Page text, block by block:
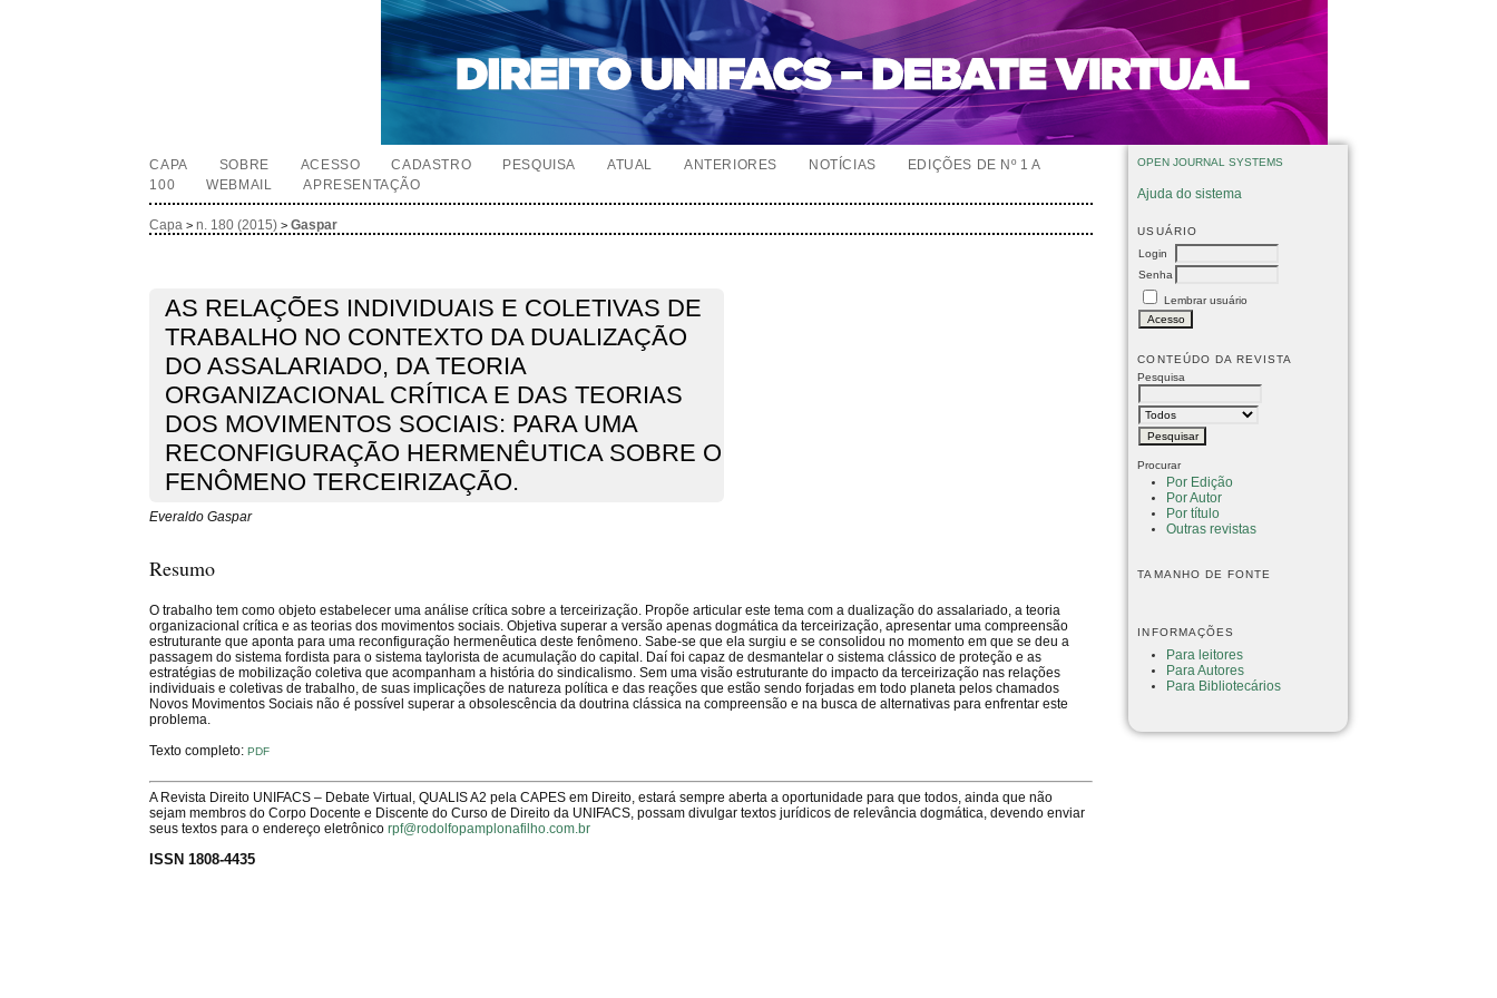
OPEN JOURNAL SYSTEMS
Ajuda do sistema
USUÁRIO
Login
Senha
Lembrar usuário
CONTEÚDO DA REVISTA
Pesquisa
Procurar
Por Edição
Por Autor
Por título
Outras revistas
TAMANHO DE FONTE
INFORMAÇÕES
Para leitores
Para Autores
Para Bibliotecários
CAPA SOBRE ACESSO CADASTRO PESQUISA ATUAL ANTERIORES NOTÍCIAS
EDIÇÕES DE Nº 1 A
100
WEBMAIL APRESENTAÇÃO
Capa >n. 180 (2015) >Gaspar
AS RELAÇÕES INDIVIDUAIS E COLETIVAS DE
TRABALHO NO CONTEXTO DA DUALIZAÇÃO
DO ASSALARIADO, DA TEORIA
ORGANIZACIONAL CRÍTICA E DAS TEORIAS
DOS MOVIMENTOS SOCIAIS: PARA UMA
RECONFIGURAÇÃO HERMENÊUTICA SOBRE O
FENÔMENO TERCEIRIZAÇÃO.
Everaldo Gaspar
Resumo
O trabalho tem como objeto estabelecer uma análise crítica sobre a terceirização. Propõe articular este tema com a dualização do assalariado, a teoria
organizacional crítica e as teorias dos movimentos sociais. Objetiva superar a versão apenas dogmática da terceirização, apresentar uma compreensão
estruturante que aponta para uma reconfiguração hermenêutica deste fenômeno. Sabe-se que ela surgiu e se consolidou no momento em que se deu a
passagem do sistema fordista para o sistema taylorista de acumulação do capital. Daí foi capaz de desmantelar o sistema clássico de proteção e as
estratégias de mobilização coletiva que acompanham a história do sindicalismo. Sem uma visão estruturante do impacto da terceirização nas relações
individuais e coletivas de trabalho, de suas implicações de natureza política e das reações que estão sendo forjadas em todo planeta pelos chamados
Novos Movimentos Sociais não é possível superar a obsolescência da doutrina clássica na compreensão e na busca de alternativas para enfrentar este
problema.
Texto completo:PDF
A Revista Direito UNIFACS – Debate Virtual, QUALIS A2 pela CAPES em Direito, estará sempre aberta a oportunidade para que todos, ainda que não
sejam membros do Corpo Docente e Discente do Curso de Direito da UNIFACS, possam divulgar textos jurídicos de relevância dogmática, devendo enviar
seus textos para o endereço eletrônicorpf@rodolfopamplonafilho.com.br
ISSN 1808-4435